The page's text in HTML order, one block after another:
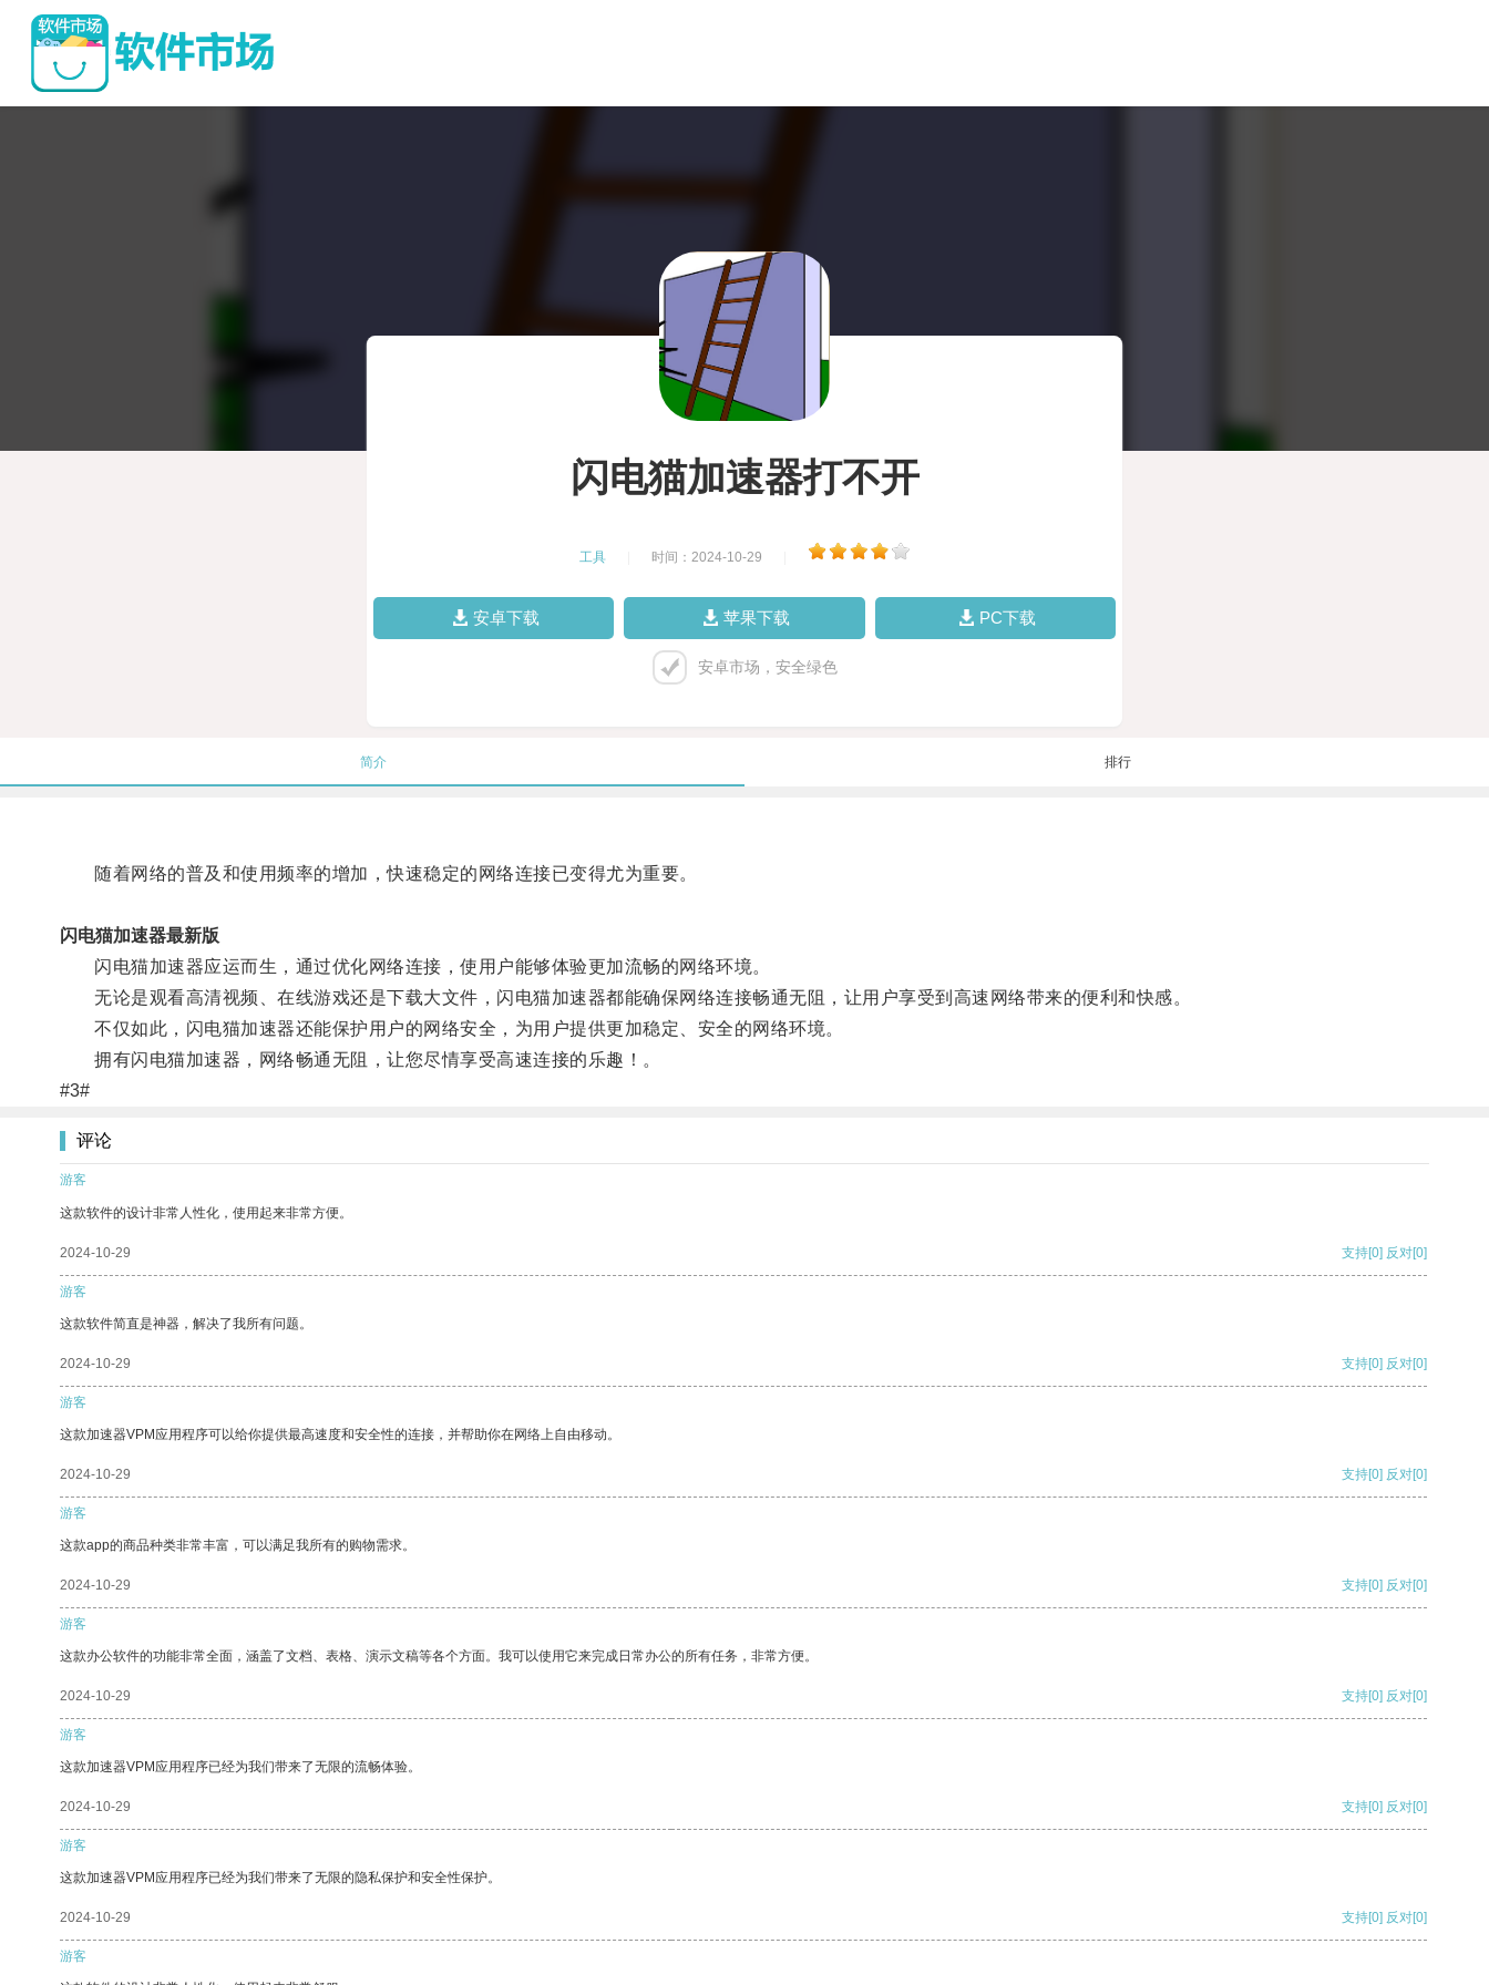
闪电猫加速器打不开
工具 时间：2024-10-29
安卓下载 苹果下载 PC下载
安卓市场，安全绿色
简介 排行
随着网络的普及和使用频率的增加，快速稳定的网络连接已变得尤为重要。
闪电猫加速器最新版
闪电猫加速器应运而生，通过优化网络连接，使用户能够体验更加流畅的网络环境。
无论是观看高清视频、在线游戏还是下载大文件，闪电猫加速器都能确保网络连接畅通无阻，让用户享受到高速网络带来的便利和快感。
不仅如此，闪电猫加速器还能保护用户的网络安全，为用户提供更加稳定、安全的网络环境。
拥有闪电猫加速器，网络畅通无阻，让您尽情享受高速连接的乐趣！。
#3#
评论
游客
这款软件的设计非常人性化，使用起来非常方便。
2024-10-29 支持[0] 反对[0]
游客
这款软件简直是神器，解决了我所有问题。
2024-10-29 支持[0] 反对[0]
游客
这款加速器VPM应用程序可以给你提供最高速度和安全性的连接，并帮助你在网络上自由移动。
2024-10-29 支持[0] 反对[0]
游客
这款app的商品种类非常丰富，可以满足我所有的购物需求。
2024-10-29 支持[0] 反对[0]
游客
这款办公软件的功能非常全面，涵盖了文档、表格、演示文稿等各个方面。我可以使用它来完成日常办公的所有任务，非常方便。
2024-10-29 支持[0] 反对[0]
游客
这款加速器VPM应用程序已经为我们带来了无限的流畅体验。
2024-10-29 支持[0] 反对[0]
游客
这款加速器VPM应用程序已经为我们带来了无限的隐私保护和安全性保护。
2024-10-29 支持[0] 反对[0]
游客